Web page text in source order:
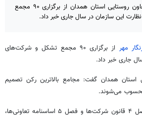
همدان - مدیر سازمان تعاون روستایی استان همدان از برگزاری ۹۰ مجمع
این سازمان در سال جاری خبر داد.
مهر
از برگزاری ۹۰ مجمع تشکل و شرکت‌های
جاری خبر داد.
استان همدان گفت: مجامع بالاترین رکن تصمیم
می‌شوند.
وی اضافه کرد: مستند به فصل ۴ قانون شرکت‌ها و فصل ۵ اساسنامه تعاونی‌ها،